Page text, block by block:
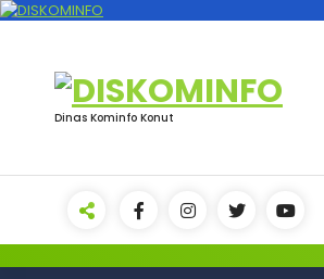
Skip
Dinas Kominfo Konut